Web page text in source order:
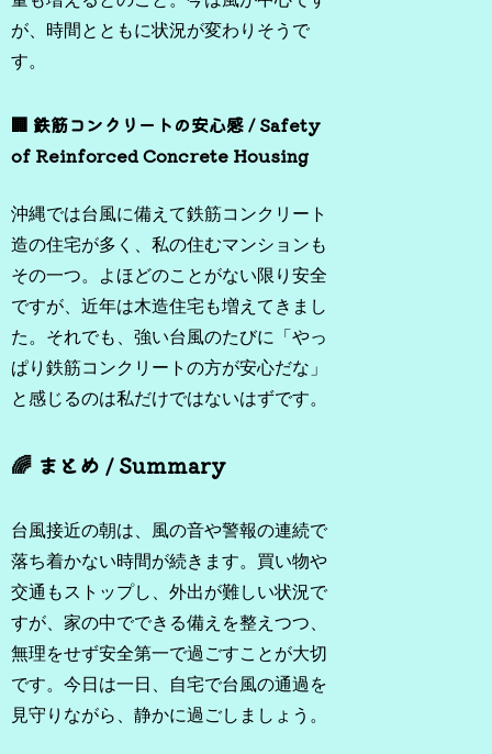
が、時間とともに状況が変わりそうで
す。
🏢 鉄筋コンクリートの安心感 / Safety
of Reinforced Concrete Housing
沖縄では台風に備えて鉄筋コンクリート
造の住宅が多く、私の住むマンションも
その一つ。よほどのことがない限り安全
ですが、近年は木造住宅も増えてきまし
た。それでも、強い台風のたびに「やっ
ぱり鉄筋コンクリートの方が安心だな」
と感じるのは私だけではないはずです。
🌈 まとめ / Summary
台風接近の朝は、風の音や警報の連続で
落ち着かない時間が続きます。買い物や
交通もストップし、外出が難しい状況で
すが、家の中でできる備えを整えつつ、
無理をせず安全第一で過ごすことが大切
です。今日は一日、自宅で台風の通過を
見守りながら、静かに過ごしましょう。